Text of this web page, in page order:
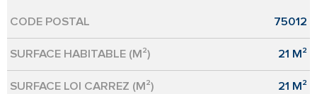
Caractérisque Valeurs
CODE POSTAL 75012
SURFACE HABITABLE (M²) 21 M²
SURFACE LOI CARREZ (M²) 21 M²